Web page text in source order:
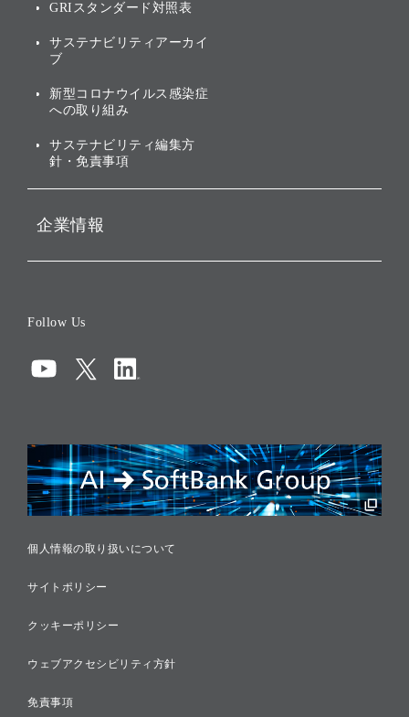
株主・投資家情報（IR）に
ガバナンス
投資先のサステナビリティ
GRIスタンダード対照表
サステナビリティアーカイ
ブ
新型コロナウイルス感染症
への取り組み
サステナビリティ編集方
針・免責事項
企業情報
コンプライアンス
リスクマネジメント
税務に対する取り組み
採用情報
Follow Us
個人情報の取り扱いについて
サイトポリシー
クッキーポリシー
ウェブアクセシビリティ方針
免責事項